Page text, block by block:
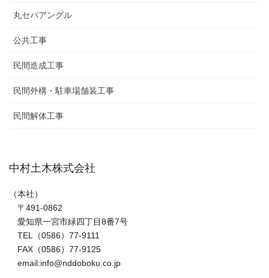
丸セパアングル
公共工事
民間造成工事
民間外構・駐車場舗装工事
民間解体工事
中村土木株式会社
（本社）
〒491-0862
愛知県一宮市緑四丁目8番7号
TEL（0586）77-9111
FAX（0586）77-9125
email:info@nddoboku.co.jp